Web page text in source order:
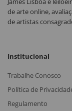
de arte online,
de artistas
Institucional
Trabalhe Conosco
Política de
Regulamento